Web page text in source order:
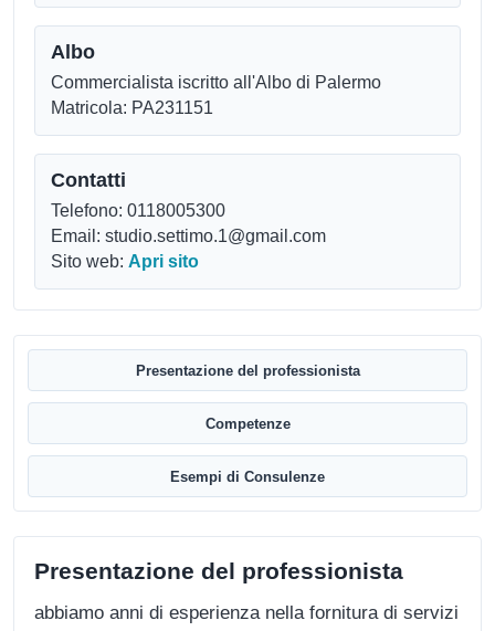
Albo
Commercialista iscritto all'Albo di Palermo
Matricola: PA231151
Contatti
Telefono: 0118005300
Email: studio.settimo.1@gmail.com
Sito web: Apri sito
Presentazione del professionista
Competenze
Esempi di Consulenze
Presentazione del professionista
abbiamo anni di esperienza nella fornitura di servizi